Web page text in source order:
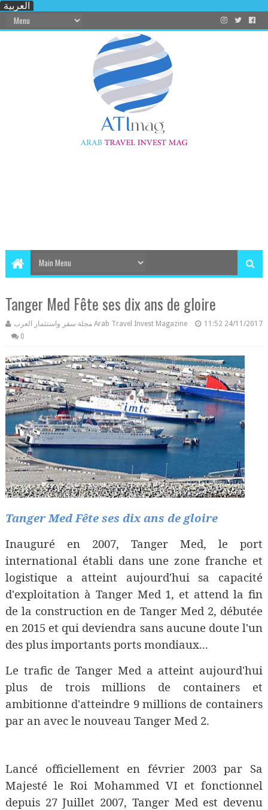
العربية
Tanger Med Fête ses dix ans de gloire
مجلة سفر واستثمار العرب Arab Travel Invest Magazine 11:52 24/11/2017
0
Tanger Med Fête ses dix ans de gloire
Inauguré en 2007, Tanger Med, le port
international établi dans une zone franche et
logistique a atteint aujourd'hui sa capacité
d'exploitation à Tanger Med 1, et attend la fin
de la construction en de Tanger Med 2, débutée
en 2015 et qui deviendra sans aucune doute l'un
des plus importants ports mondiaux...
Le trafic de Tanger Med a atteint aujourd'hui
plus de trois millions de containers et
ambitionne d'atteindre 9 millions de containers
par an avec le nouveau Tanger Med 2.
Lancé officiellement en février 2003 par Sa
Majesté le Roi Mohammed VI et fonctionnel
depuis 27 Juillet 2007, Tanger Med est devenu